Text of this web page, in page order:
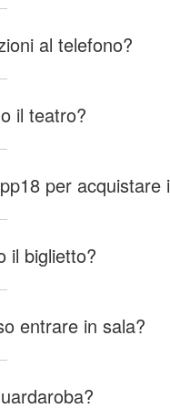
al telefono?
il teatro?
per acquistare
il biglietto?
entrare in sala?